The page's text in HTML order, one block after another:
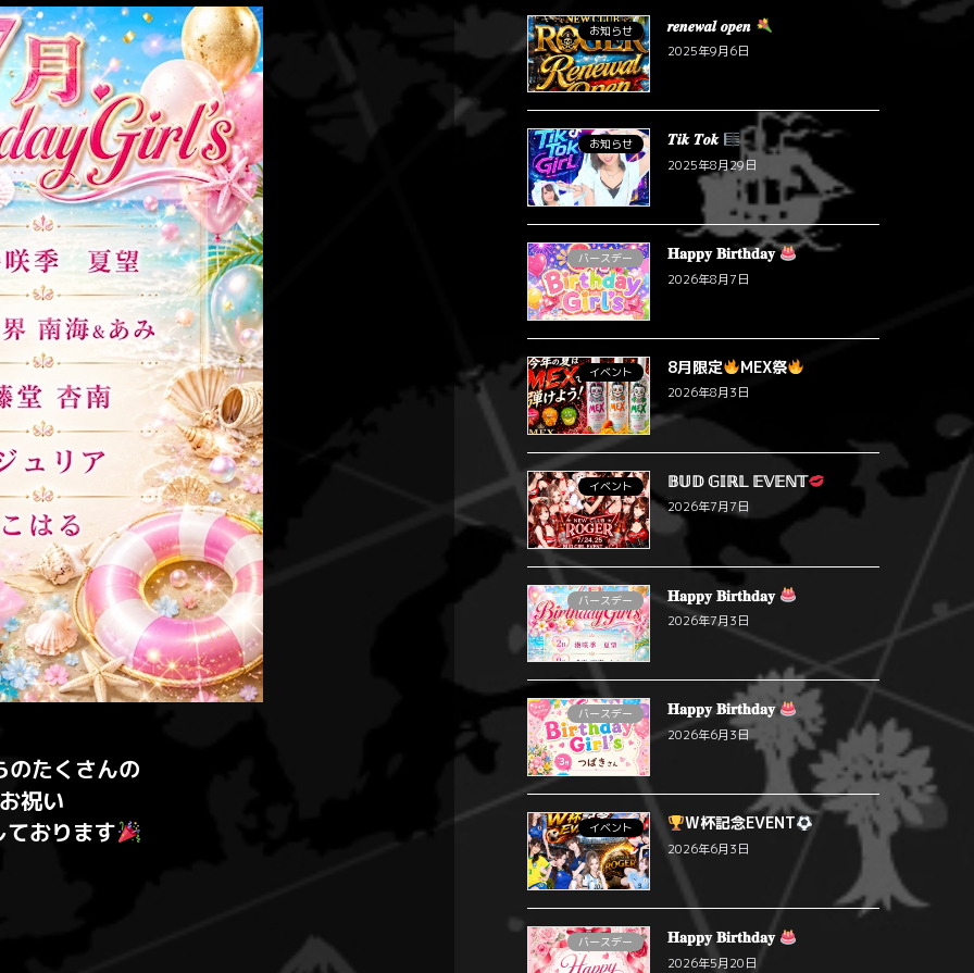
のたくさんの
祝い
ております
お知らせ 𝒓𝒆𝒏𝒆𝒘𝒂𝒍 𝒐𝒑𝒆𝒏
2025年9月6日
お知らせ 𝑻𝒊𝒌 𝑻𝒐𝒌
2025年8月29日
バースデー 𝐇𝐚𝐩𝐩𝐲 𝐁𝐢𝐫𝐭𝐡𝐝𝐚𝐲
2026年8月7日
イベント 8月限定 MEX祭
2026年8月3日
イベント 𝔹𝕌𝔻 𝔾𝕀ℝ𝕃 𝔼𝕍𝔼ℕ𝕋
2026年7月7日
バースデー 𝐇𝐚𝐩𝐩𝐲 𝐁𝐢𝐫𝐭𝐡𝐝𝐚𝐲
2026年7月3日
バースデー 𝐇𝐚𝐩𝐩𝐲 𝐁𝐢𝐫𝐭𝐡𝐝𝐚𝐲
2026年6月3日
イベント W杯記念EVENT
2026年6月3日
バースデー 𝐇𝐚𝐩𝐩𝐲 𝐁𝐢𝐫𝐭𝐡𝐝𝐚𝐲
2026年5月20日